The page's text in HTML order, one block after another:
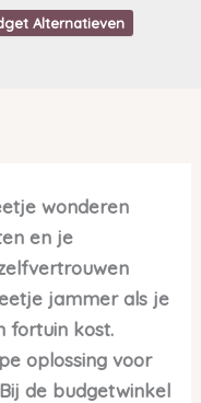
Alternatieven
wonderen
en je
jammer als je
fortuin kost.
oplossing voor
de budgetwinkel